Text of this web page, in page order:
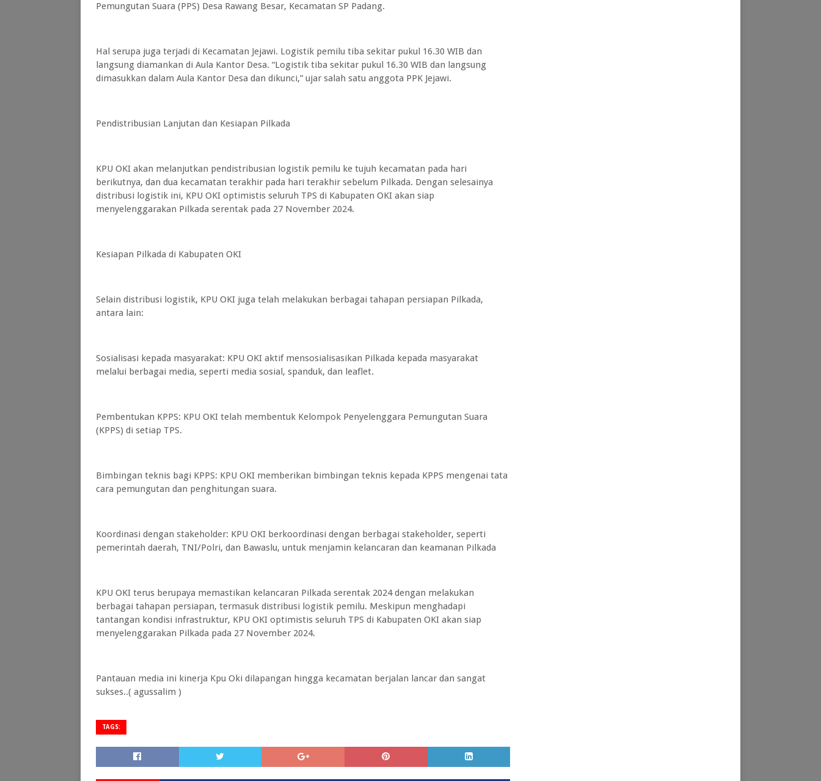
Pemungutan Suara (PPS) Desa Rawang Besar, Kecamatan SP Padang.
Hal serupa juga terjadi di Kecamatan Jejawi. Logistik pemilu tiba sekitar pukul 16.30 WIB dan
langsung diamankan di Aula Kantor Desa. “Logistik tiba sekitar pukul 16.30 WIB dan langsung
dimasukkan dalam Aula Kantor Desa dan dikunci,” ujar salah satu anggota PPK Jejawi.
Pendistribusian Lanjutan dan Kesiapan Pilkada
KPU OKI akan melanjutkan pendistribusian logistik pemilu ke tujuh kecamatan pada hari
berikutnya, dan dua kecamatan terakhir pada hari terakhir sebelum Pilkada. Dengan selesainya
distribusi logistik ini, KPU OKI optimistis seluruh TPS di Kabupaten OKI akan siap
menyelenggarakan Pilkada serentak pada 27 November 2024.
Kesiapan Pilkada di Kabupaten OKI
Selain distribusi logistik, KPU OKI juga telah melakukan berbagai tahapan persiapan Pilkada,
antara lain:
Sosialisasi kepada masyarakat: KPU OKI aktif mensosialisasikan Pilkada kepada masyarakat
melalui berbagai media, seperti media sosial, spanduk, dan leaflet.
Pembentukan KPPS: KPU OKI telah membentuk Kelompok Penyelenggara Pemungutan Suara
(KPPS) di setiap TPS.
Bimbingan teknis bagi KPPS: KPU OKI memberikan bimbingan teknis kepada KPPS mengenai tata
cara pemungutan dan penghitungan suara.
Koordinasi dengan stakeholder: KPU OKI berkoordinasi dengan berbagai stakeholder, seperti
pemerintah daerah, TNI/Polri, dan Bawaslu, untuk menjamin kelancaran dan keamanan Pilkada
KPU OKI terus berupaya memastikan kelancaran Pilkada serentak 2024 dengan melakukan
berbagai tahapan persiapan, termasuk distribusi logistik pemilu. Meskipun menghadapi
tantangan kondisi infrastruktur, KPU OKI optimistis seluruh TPS di Kabupaten OKI akan siap
menyelenggarakan Pilkada pada 27 November 2024.
Pantauan media ini kinerja Kpu Oki dilapangan hingga kecamatan berjalan lancar dan sangat
sukses..( agussalim )
TAGS: